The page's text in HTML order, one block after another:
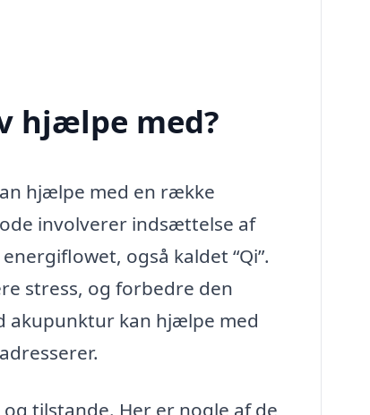
hjælpe med?
hjælpe med en række
involverer indsættelse af
også kaldet “Qi”.
stress, og forbedre den
akupunktur kan hjælpe med
tilstande. Her er nogle af de